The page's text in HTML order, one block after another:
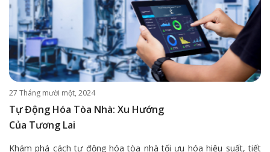
27 Tháng mười một, 2024
Tự Động Hóa Tòa Nhà: Xu Hướng
Của Tương Lai
Khám phá cách tự động hóa tòa nhà tối ưu hóa hiệu suất, tiết